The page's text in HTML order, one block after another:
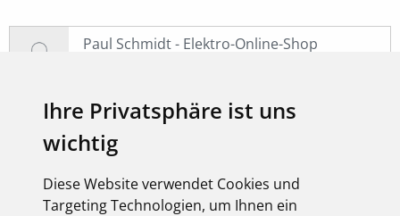
Ihre Privatsphäre ist uns
wichtig
Diese Website verwendet Cookies und
Targeting Technologien, um Ihnen ein
Paul Schmidt - Elektro-Online-Shop